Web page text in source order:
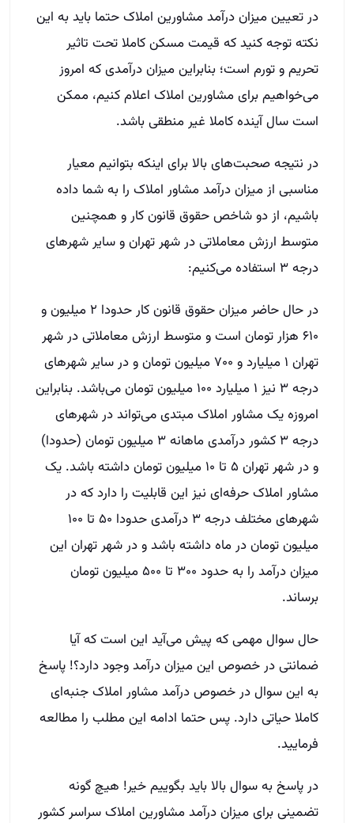
در تعیین میزان درآمد مشاورین املاک حتما باید به این
نکته توجه کنید که قیمت مسکن کاملا تحت تاثیر
تحریم و تورم است؛ بنابراین میزان درآمدی که امروز
می‌خواهیم برای مشاورین املاک اعلام کنیم، ممکن
است سال آینده کاملا غیر منطقی باشد.
در نتیجه صحبت‌های بالا برای اینکه بتوانیم معیار
مناسبی از میزان در‌آمد مشاور املاک را به شما داده
باشیم، از دو شاخص حقوق قانون کار و همچنین
متوسط ارزش معاملاتی در شهر تهران و سایر شهر‌های
درجه ۳ استفاده می‌کنیم:
در حال حاضر میزان حقوق قانون کار حدودا ۲ میلیون و
۶۱۰ هزار تومان است و متوسط ارزش معاملاتی در شهر
تهران ۱ میلیارد و ۷۰۰ میلیون تومان و در سایر شهر‌های
درجه ۳ نیز ۱ میلیارد ۱۰۰ میلیون تومان می‌باشد. بنابراین
امروزه یک مشاور املاک مبتدی می‌تواند در شهر‌های
درجه ۳ کشور درآمدی ماهانه ۳ میلیون تومان (حدودا)
و در شهر تهران ۵ تا ۱۰ میلیون تومان داشته باشد. یک
مشاور املاک حرفه‌ای نیز این قابلیت را دارد که در
شهر‌های مختلف درجه ۳ درآمدی حدودا ۵۰ تا ۱۰۰
میلیون تومان در ماه داشته باشد و در شهر تهران این
میزان درآمد را به حدود ۳۰۰ تا ۵۰۰ میلیون تومان
برساند.
حال سوال مهمی که پیش می‌آید این است که آیا
ضمانتی در خصوص این میزان درآمد وجود دارد؟! پاسخ
به این سوال در خصوص در‌آمد مشاور املاک جنبه‌ای
کاملا حیاتی دارد. پس حتما ادامه این مطلب را مطالعه
فرمایید.
در پاسخ به سوال بالا باید بگوییم خیر! هیچ گونه
تضمینی برای میزان درآمد مشاورین املاک سراسر کشور